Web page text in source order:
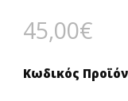
45,00€
Κωδικός